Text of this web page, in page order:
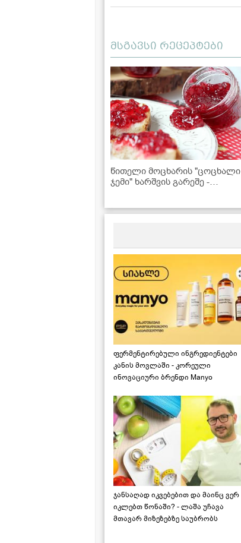
მსგავსი რეცეპტები
წითელი მოცხარის "ცოცხალი
ჯემი" ხარშვის გარეშე -
ფერმენტირებული ინგრედიენტები
კანის მოვლაში - კორეული
ინოვაციური ბრენდი Manyo
ჯანსაღად იკვებებით და მაინც ვერ
იკლებთ წონაში? - ლაშა უჩავა
მთავარ მიზეზებზე საუბრობს